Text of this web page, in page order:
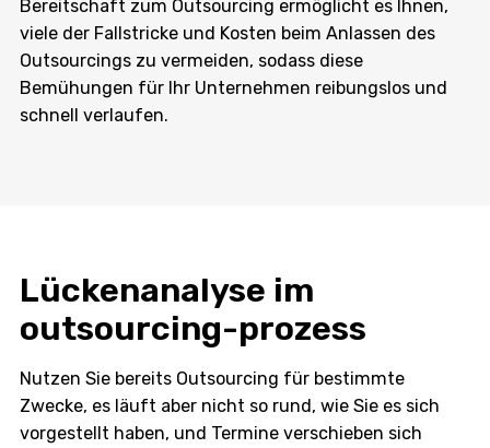
Bereitschaft zum Outsourcing ermöglicht es Ihnen,
viele der Fallstricke und Kosten beim Anlassen des
Outsourcings zu vermeiden, sodass diese
Bemühungen für Ihr Unternehmen reibungslos und
schnell verlaufen.
Lückenanalyse im
outsourcing-prozess
Nutzen Sie bereits Outsourcing für bestimmte
Zwecke, es läuft aber nicht so rund, wie Sie es sich
vorgestellt haben, und Termine verschieben sich